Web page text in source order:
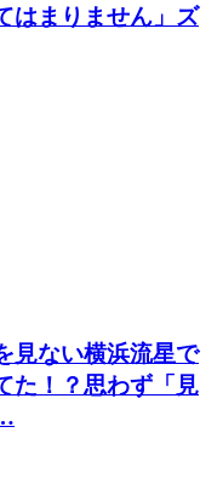
はまりません」ズ
見ない横浜流星で
た！？思わず「見